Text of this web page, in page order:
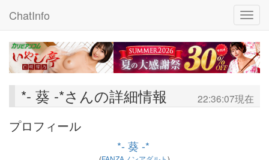
Toggle
ChatInfo
*- 葵 -*さんの詳細情報 22:36:07現在
プロフィール
*- 葵 -*